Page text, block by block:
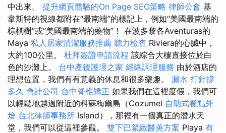
中出來。 提升網頁體驗的On Page SEO策略 律師公會 基
韋斯特的視線都附在“最南端”的標記上，例如“美國最南端的
棕櫚樹”或“美國最南端的藥物”！ 在波多黎各Aventuras的
Maya 私人居家清潔服務推薦 聽力檢查 Riviera的心臟中，
大約100公里。 杜拜簽證申請流程 該綜合大樓直接位於白
色的沙灘上。 台中產後護理之家 經絡調理服務 由於酒店的
理想位置，我們有有意義的休息和很多樂趣。 漏水 打針撐
多久 會計公司 台中脊椎矯正 如果我們在這裡度假，我們可
以輕鬆地越過附近的科蘇梅爾島（Cozumel 自助式餐點外
燴 台北律師事務所 Island），那裡有一個真正的潛水天
堂，我們可以從這裡參觀。 雙下巴緊緻醫美方案 Playa 有